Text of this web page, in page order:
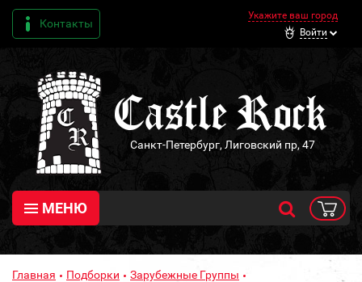
Контакты
Укажите ваш город
Войти
Санкт-Петербург, Лиговский пр, 47
МЕНЮ
Главная Подборки
Зарубежные Группы